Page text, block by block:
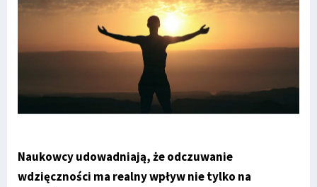
Naukowcy udowadniają, że odczuwanie
wdzięczności ma realny wpływ nie tylko na